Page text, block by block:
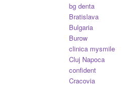
bg denta
Bratislava
Bulgaria
Burow
clinica mysmile
Cluj Napoca
confident
Cracovia